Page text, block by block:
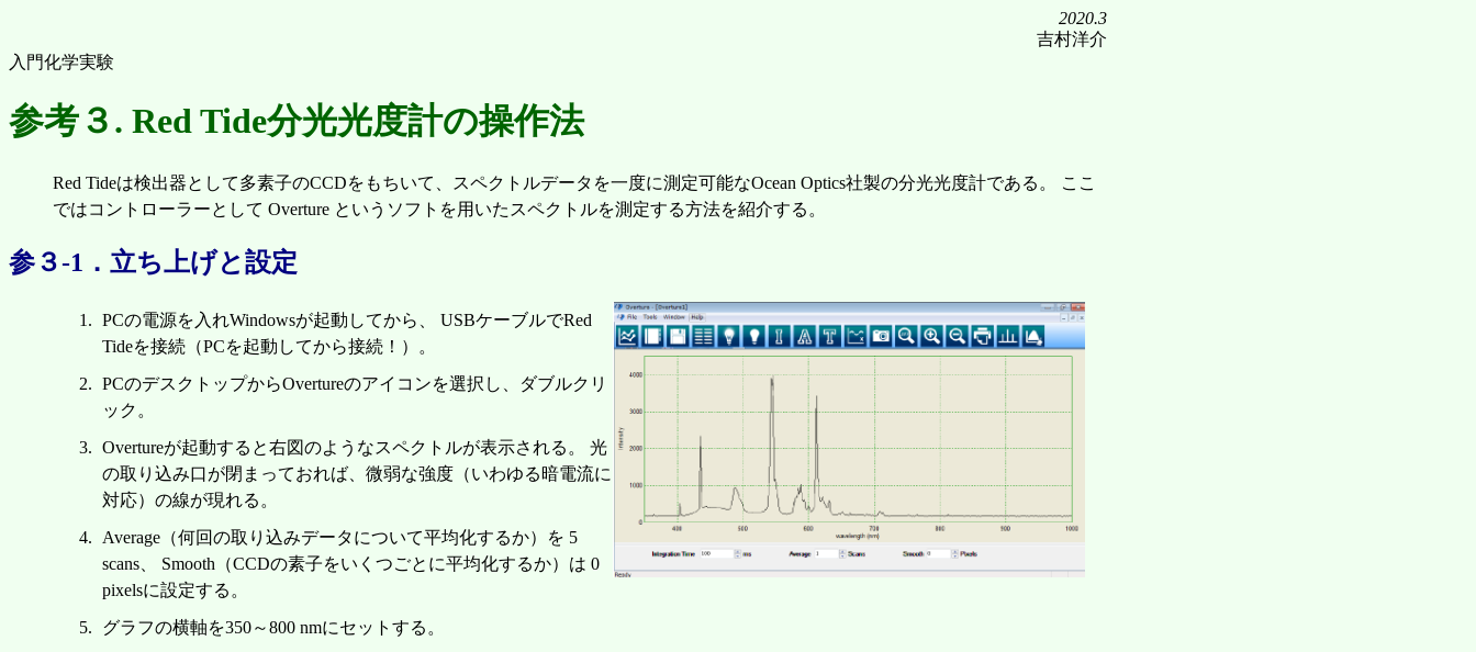
2020.3
吉村洋介
入門化学実験
参考３. Red Tide分光光度計の操作法
Red Tideは検出器として多素子のCCDをもちいて、スペクトルデータを一度に測定可能なOcean Optics社製の分光光度計である。 ここ
ではコントローラーとして Overture というソフトを用いたスペクトルを測定する方法を紹介する。
参３-1．立ち上げと設定
PCの電源を入れWindowsが起動してから、 USBケーブルでRed
Tideを接続（PCを起動してから接続！）。
PCのデスクトップからOvertureのアイコンを選択し、ダブルクリ
ック。
Overtureが起動すると右図のようなスペクトルが表示される。 光
の取り込み口が閉まっておれば、微弱な強度（いわゆる暗電流に
対応）の線が現れる。
Average（何回の取り込みデータについて平均化するか）を 5
scans、 Smooth（CCDの素子をいくつごとに平均化するか）は 0
pixelsに設定する。
グラフの横軸を350～800 nmにセットする。